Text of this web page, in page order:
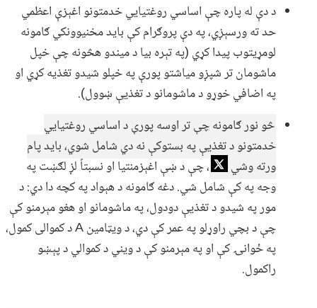
د دې له پاره چې اساسي روغتیايي خدمتونو اغېزې اعظمي
حد ته ورسېږي، په دې پروګرام کې باید مخنیوونکي ګامونه
لومړیتوب پیدا کړي (په تېره بیا د میندو هڅونه چې خپل
ماشومان تر شپږو میاشتو پورې په خپلو شیدو تغذیه کړي او
په اضافي خوړو د ماشومانو د تغذیې ښوول).
څو نور ګامونه چې تر اوسه پورې د اساسي روغتیايي
خدمتونو د تغذیې په بستوکې نه دي شامل شوي، باید پام
ورته وشي
، چې د ښې اغېزمنتیا او نسبتاً لږ لګښت په
وجه په کې شامل شي. دغه ګامونه د هېواد په کچه دا دي: د
مور په شیدو د تغذیې دودول، په ماشومانو او هغو مېرمنو کې
چې د بچي راوړلو په عمر کې دي، د ویټامین A د کموالی کمول،
په ځوانۍ کې او په مېرمنو کې د ویني د کموالي د پېښو
راکمول.